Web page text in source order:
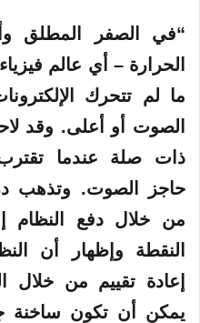
“في الصفر المطلق
الحرارة – أي عالم
ما لم تتحرك
الصوت أو أعلى. وقد
ذات صلة عندما
حاجز الصوت. وتذهب
من خلال دفع النظام
النقطة وإظهار أن
إعادة تقييم من خلال
يمكن أن تكون ساخنة